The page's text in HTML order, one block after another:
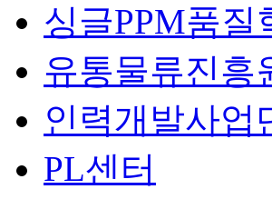
싱글PPM품
유통물류진흥
인력개발사업
PL센터